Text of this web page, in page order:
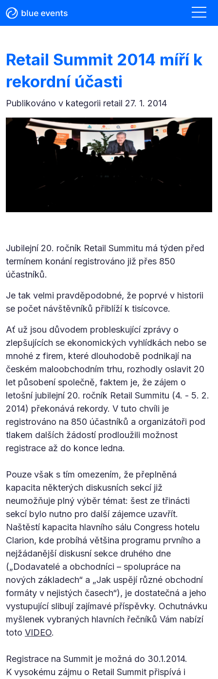
Retail Summit 2014 míří k
rekordní účasti
Publikováno v kategorii retail 27. 1. 2014
Jubilejní 20. ročník Retail Summitu má týden před
termínem konání registrováno již přes 850
účastníků.
Je tak velmi pravděpodobné, že poprvé v historii
se počet návštěvníků přiblíží k tisícovce.
Ať už jsou důvodem probleskující zprávy o
zlepšujících se ekonomických vyhlídkách nebo se
mnohé z firem, které dlouhodobě podnikají na
českém maloobchodním trhu, rozhodly oslavit 20
let působení společně, faktem je, že zájem o
letošní jubilejní 20. ročník Retail Summitu (4. - 5. 2.
2014) překonává rekordy. V tuto chvíli je
registrováno na 850 účastníků a organizátoři pod
tlakem dalších žádostí prodloužili možnost
registrace až do konce ledna.
Pouze však s tím omezením, že přeplněná
kapacita některých diskusních sekcí již
neumožňuje plný výběr témat: šest ze třinácti
sekcí bylo nutno pro další zájemce uzavřít.
Naštěstí kapacita hlavního sálu Congress hotelu
Clarion, kde probíhá většina programu prvního a
nejžádanější diskusní sekce druhého dne
(„Dodavatelé a obchodníci – spolupráce na
nových základech“ a „Jak uspějí různé obchodní
formáty v nejistých časech“), je dostatečná a jeho
vystupující slibují zajímavé příspěvky. Ochutnávku
myšlenek vybraných hlavních řečníků Vám nabízí
toto VIDEO.
Registrace na Summit je možná do 30.1.2014.
K vysokému zájmu o Retail Summit přispívá i